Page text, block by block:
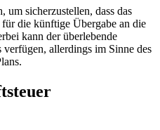
um sicherzustellen, dass das
die künftige Übergabe an die
kann der überlebende
allerdings im Sinne des